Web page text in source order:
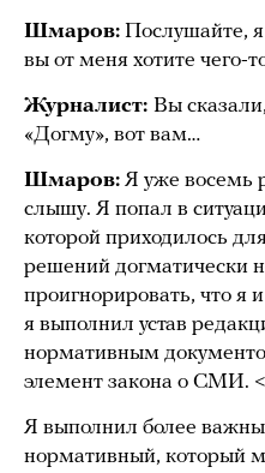
Шмаров: Послушайте, я
вы от меня хотите чего-
Журналист: Вы
«Догму», вот вам…
Шмаров: Я уже восемь
слышу. Я попал в
которой приходилось
решений догматически
проигнорировать, что я
я выполнил устав
нормативным
элемент закона о СМИ.
Я выполнил более
нормативный, который